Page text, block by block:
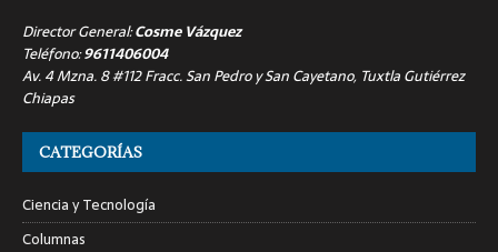
Director General:Cosme Vázquez
Teléfono:9611406004
Av. 4 Mzna. 8 #112 Fracc. San Pedro y San Cayetano, Tuxtla Gutiérrez
Chiapas
CATEGORÍAS
Ciencia y Tecnología
Columnas